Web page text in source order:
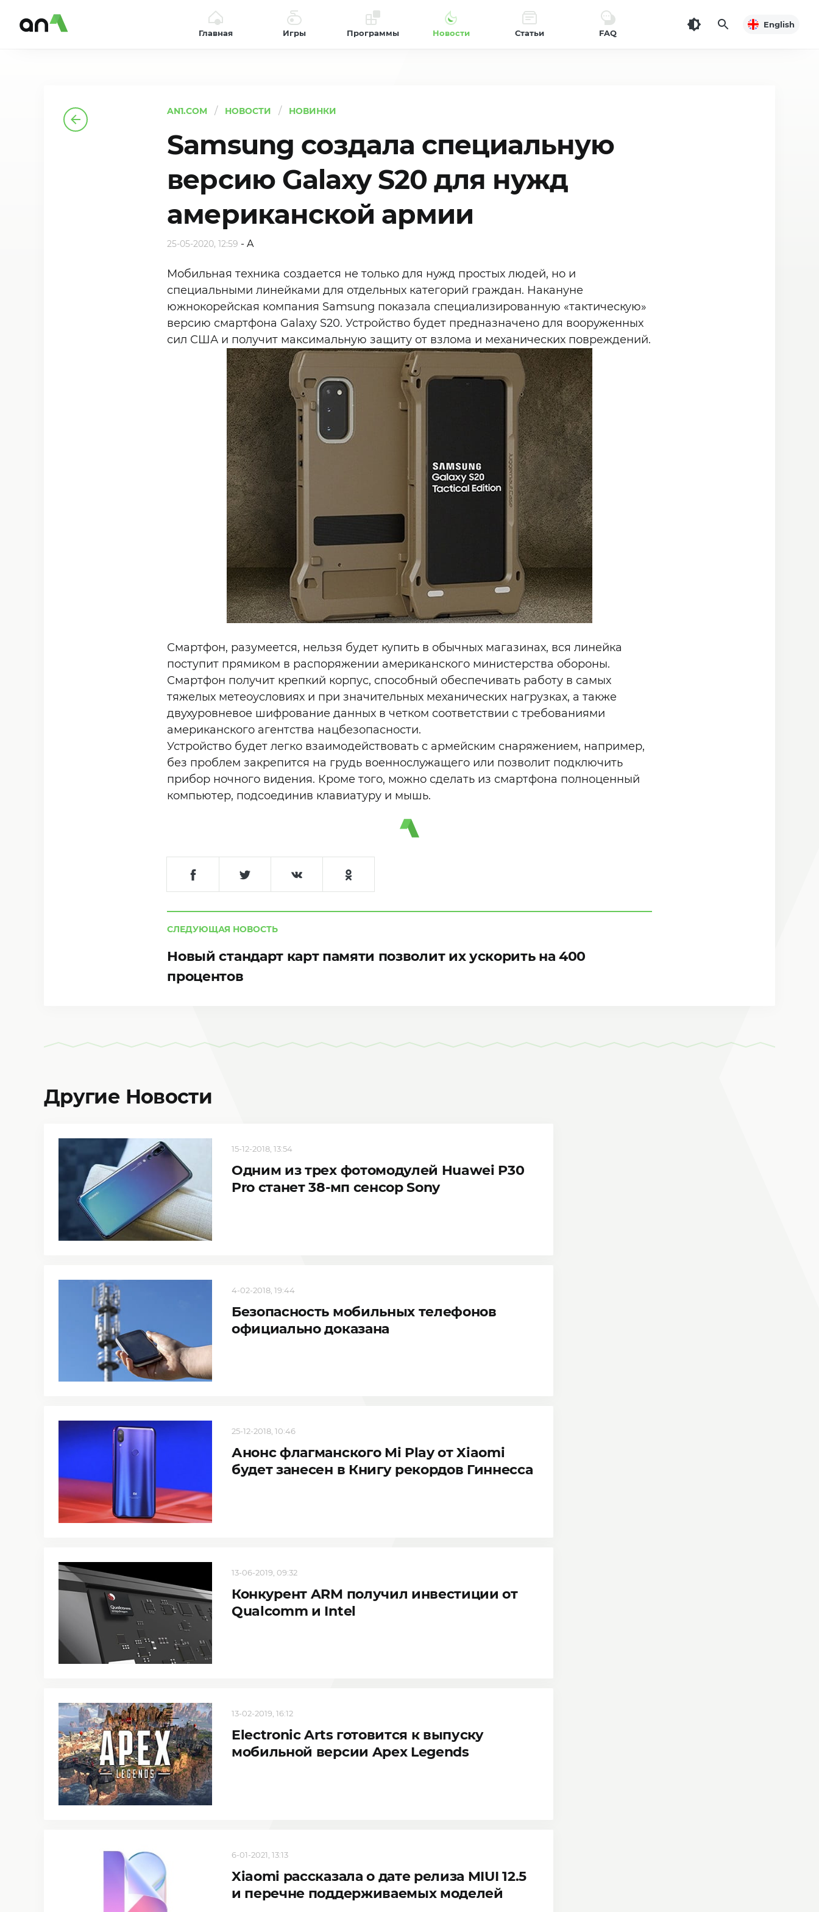
Главная Игры Программы Новости Статьи FAQ
English
AN1.COM НОВОСТИ НОВИНКИ
Samsung создала специальную
версию Galaxy S20 для нужд
американской армии
25-05-2020, 12:59 -A
Мобильная техника создается не только для нужд простых людей, но и
специальными линейками для отдельных категорий граждан. Накануне
южнокорейская компания Samsung показала специализированную «тактическую»
версию смартфона Galaxy S20. Устройство будет предназначено для вооруженных
сил США и получит максимальную защиту от взлома и механических повреждений.
Смартфон, разумеется, нельзя будет купить в обычных магазинах, вся линейка
поступит прямиком в распоряжении американского министерства обороны.
Смартфон получит крепкий корпус, способный обеспечивать работу в самых
тяжелых метеоусловиях и при значительных механических нагрузках, а также
двухуровневое шифрование данных в четком соответствии с требованиями
американского агентства нацбезопасности.
Устройство будет легко взаимодействовать с армейским снаряжением, например,
без проблем закрепится на грудь военнослужащего или позволит подключить
прибор ночного видения. Кроме того, можно сделать из смартфона полноценный
компьютер, подсоединив клавиатуру и мышь.
СЛЕДУЮЩАЯ НОВОСТЬ
Новый стандарт карт памяти позволит их ускорить на 400
процентов
Другие Новости
15-12-2018, 13:54
Одним из трех фотомодулей Huawei P30
Pro станет 38-мп сенсор Sony
4-02-2018, 19:44
Безопасность мобильных телефонов
официально доказана
25-12-2018, 10:46
Анонс флагманского Mi Play от Xiaomi
будет занесен в Книгу рекордов Гиннесса
13-06-2019, 09:32
Конкурент ARM получил инвестиции от
Qualcomm и Intel
13-02-2019, 16:12
Electronic Arts готовится к выпуску
мобильной версии Apex Legends
6-01-2021, 13:13
Xiaomi рассказала о дате релиза MIUI 12.5
и перечне поддерживаемых моделей